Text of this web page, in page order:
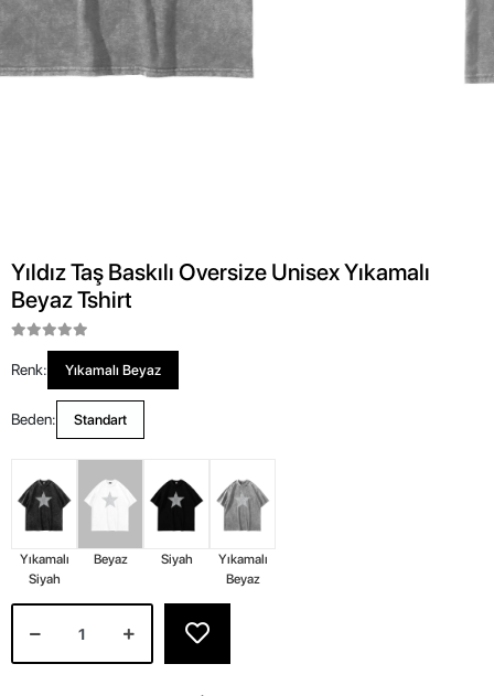
Yıldız Taş Baskılı Oversize Unisex Yıkamalı
Beyaz Tshirt
Renk: Yıkamalı Beyaz
Beden: Standart
Yıkamalı
Siyah
Beyaz Siyah
Yıkamalı
Beyaz